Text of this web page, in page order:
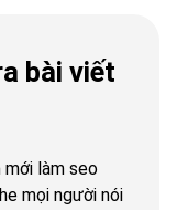
bài viết
mới làm seo
mọi người nói